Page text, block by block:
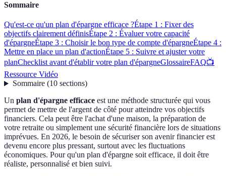
Sommaire
Qu'est-ce qu'un plan d'épargne efficace ?Étape 1 : Fixer des
objectifs clairement définisÉtape 2 : Évaluer votre capacité
d'épargneÉtape 3 : Choisir le bon type de compte d'épargneÉtape 4 :
Mettre en place un plan d'actionÉtape 5 : Suivre et ajuster votre
planChecklist avant d'établir votre plan d'épargneGlossaireFAQ📺
Ressource Vidéo
Sommaire(10 sections)
Un plan d'épargne efficace est une méthode structurée qui vous
permet de mettre de l'argent de côté pour atteindre vos objectifs
financiers. Cela peut être l'achat d'une maison, la préparation de
votre retraite ou simplement une sécurité financière lors de situations
imprévues. En 2026, le besoin de sécuriser son avenir financier est
devenu encore plus pressant, surtout avec les fluctuations
économiques. Pour qu'un plan d'épargne soit efficace, il doit être
réaliste, personnalisé et bien suivi.